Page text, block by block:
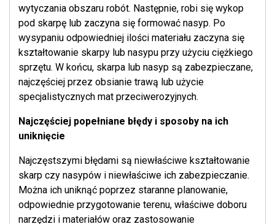
wytyczania obszaru robót. Następnie, robi się wykop
pod skarpę lub zaczyna się formować nasyp. Po
wysypaniu odpowiedniej ilości materiału zaczyna się
kształtowanie skarpy lub nasypu przy użyciu ciężkiego
sprzętu. W końcu, skarpa lub nasyp są zabezpieczane,
najczęściej przez obsianie trawą lub użycie
specjalistycznych mat przeciwerozyjnych.
Najczęściej popełniane błędy i sposoby na ich
uniknięcie
Najczęstszymi błędami są niewłaściwe kształtowanie
skarp czy nasypów i niewłaściwe ich zabezpieczanie.
Można ich uniknąć poprzez staranne planowanie,
odpowiednie przygotowanie terenu, właściwe doboru
narzędzi i materiałów oraz zastosowanie